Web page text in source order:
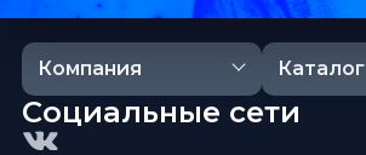
Компания Каталог
Социальные сети